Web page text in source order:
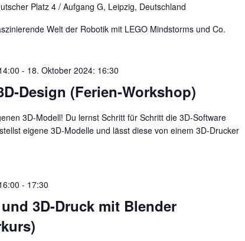
Platz 4 / Aufgang G, Leipzig, Deutschland
Welt der Robotik mit LEGO Mindstorms und Co.
Design (Ferien-Workshop)
- 18. Oktober 2024: 16:30
3D-Modell! Du lernst Schritt für Schritt die 3D-Software
eigene 3D-Modelle und lässt diese von einem 3D-Drucker
3D-Druck mit Blender
- 17:30